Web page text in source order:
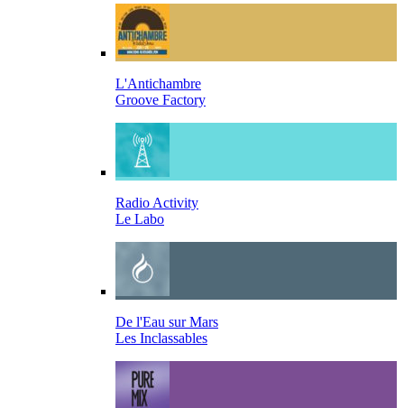
L'Antichambre
Groove Factory
Radio Activity
Le Labo
De l'Eau sur Mars
Les Inclassables